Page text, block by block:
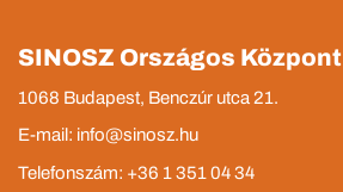
SINOSZ Országos Központ
1068 Budapest, Benczúr utca 21.
E-mail: info@sinosz.hu
Telefonszám: +36 1 351 04 34